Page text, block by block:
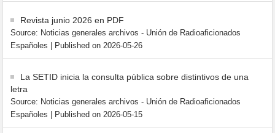
Revista junio 2026 en PDF
Source: Noticias generales archivos - Unión de Radioaficionados
Españoles
Published on 2026-05-26
La SETID inicia la consulta pública sobre distintivos de una
letra
Source: Noticias generales archivos - Unión de Radioaficionados
Españoles
Published on 2026-05-15